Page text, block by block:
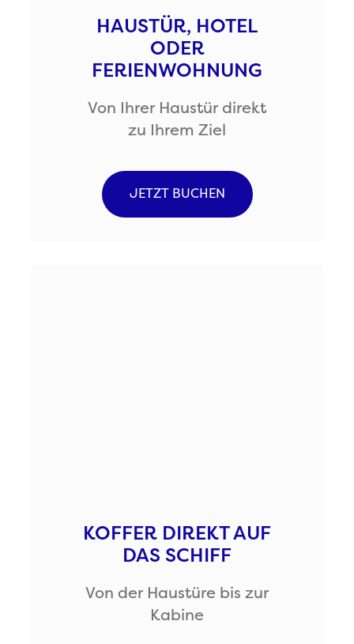
HAUSTÜR, HOTEL
ODER
FERIENWOHNUNG
Von Ihrer Haustür direkt
zu Ihrem Ziel
JETZT BUCHEN
KOFFER DIREKT AUF
DAS SCHIFF
Von der Haustüre bis zur
Kabine